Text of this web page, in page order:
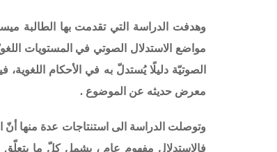
وهدفت الدراسة التي تقدمت بها الطالبة
مواضع الاستدلال الصوتي في المستويات
الصوتيّة دليلًا يُستدلّ به في الأحكام
معرض حديثه عن الموضوع .
وتوصلت الدراسة الى استنتاجات عدة منها أنّ
فالاستدلال مفهوم عام ، يشمل كلّ ما يتعلّق